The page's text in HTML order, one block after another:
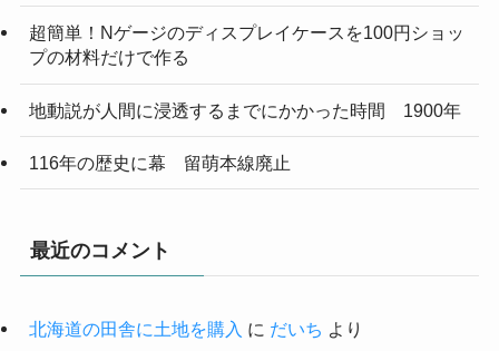
超簡単！Nゲージのディスプレイケースを100円ショッ
プの材料だけで作る
地動説が人間に浸透するまでにかかった時間 1900年
116年の歴史に幕 留萌本線廃止
最近のコメント
北海道の田舎に土地を購入 に だいち より